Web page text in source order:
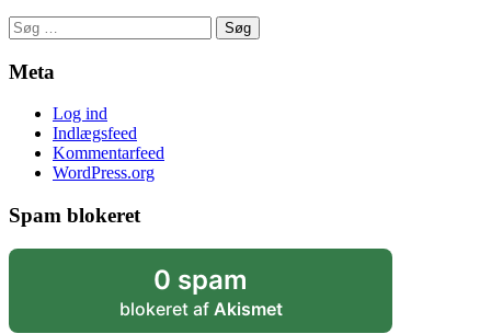
Søg
efter:
Meta
Log ind
Indlægsfeed
Kommentarfeed
WordPress.org
Spam blokeret
0 spam
blokeret af Akismet